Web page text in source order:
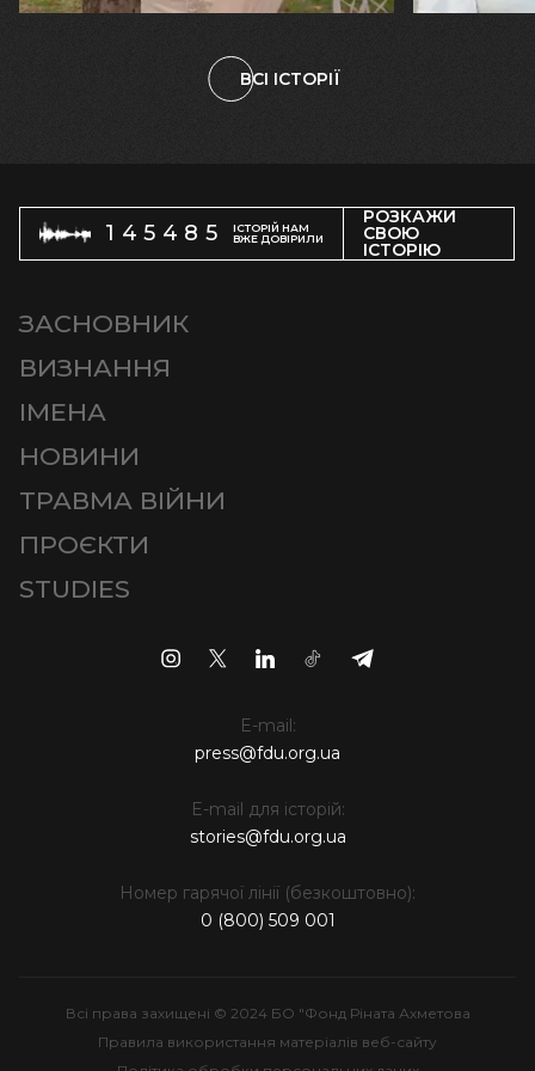
ВСІ ІСТОРІЇ
145485
ІСТОРІЙ НАМ
ВЖЕ ДОВІРИЛИ
РОЗКАЖИ
СВОЮ
ІСТОРІЮ
ЗАСНОВНИК
ВИЗНАННЯ
ІМЕНА
НОВИНИ
ТРАВМА ВІЙНИ
ПРОЄКТИ
STUDIES
E-mail:
press@fdu.org.ua
E-mail для історій:
stories@fdu.org.ua
Номер гарячої лінії (безкоштовно):
0 (800) 509 001
Всі права захищені © 2024 БО "Фонд Ріната Ахметова
Правила використання матеріалів веб-сайту